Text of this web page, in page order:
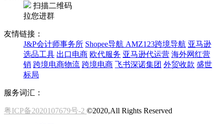
扫描二维码
拉您进群
友情链接：
J&P会计师事务所 Shopee导航 AMZ123跨境导航 亚马逊
选品工具 出口电商 欧代服务 亚马逊代运营 海外网红营
销 跨境电商物流 跨境电商 飞书深诺集团 外贸收款 盛世
标局
服务词汇：
粤ICP备2020107679号-2 ©2020,All Rights Reserved